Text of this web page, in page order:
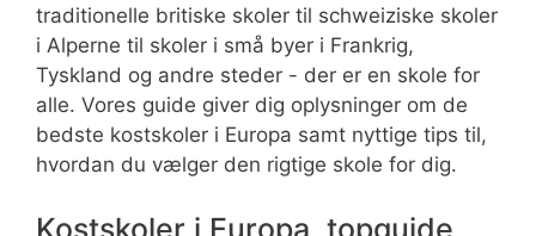
traditionelle britiske skoler til schweiziske skoler
i Alperne til skoler i små byer i Frankrig,
Tyskland og andre steder - der er en skole for
alle. Vores guide giver dig oplysninger om de
bedste kostskoler i Europa samt nyttige tips til,
hvordan du vælger den rigtige skole for dig.
Kostskoler i Europa, topguide